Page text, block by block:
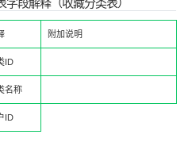
附加说明
ID
名称
ID